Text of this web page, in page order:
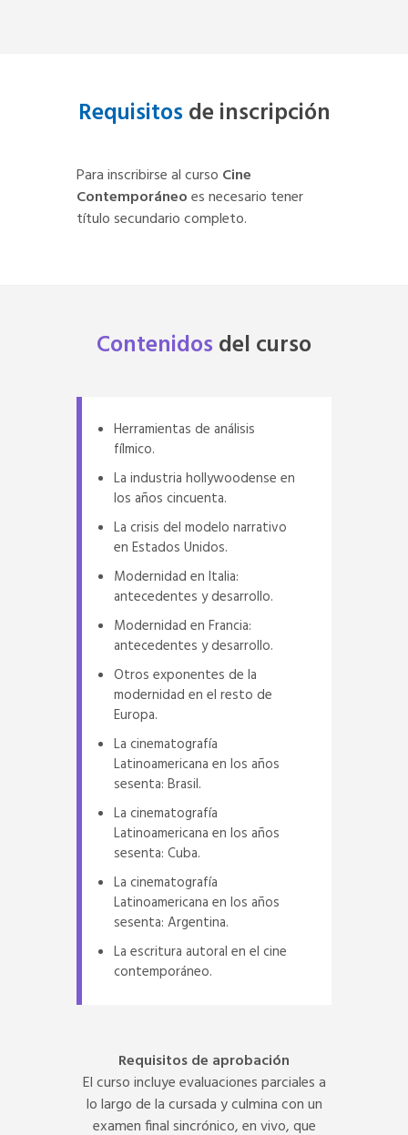
Requisitos de inscripción
Para inscribirse al curso Cine
Contemporáneoes necesario tener
título secundario completo.
Contenidos del curso
Herramientas de análisis
fílmico.
La industria hollywoodense en
los años cincuenta.
La crisis del modelo narrativo
en Estados Unidos.
Modernidad en Italia:
antecedentes y desarrollo.
Modernidad en Francia:
antecedentes y desarrollo.
Otros exponentes de la
modernidad en el resto de
Europa.
La cinematografía
Latinoamericana en los años
sesenta: Brasil.
La cinematografía
Latinoamericana en los años
sesenta: Cuba.
La cinematografía
Latinoamericana en los años
sesenta: Argentina.
La escritura autoral en el cine
contemporáneo.
Requisitos de aprobación
El curso incluye evaluaciones parciales a
lo largo de la cursada y culmina con un
examen final sincrónico, en vivo, que